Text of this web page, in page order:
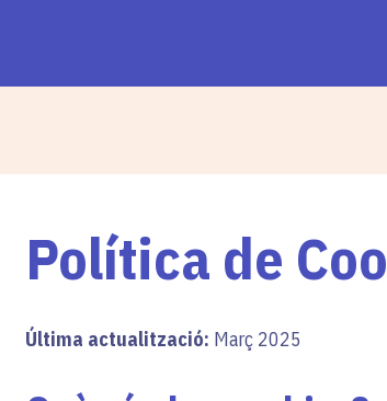
Política de
Última actualització: Març 2025